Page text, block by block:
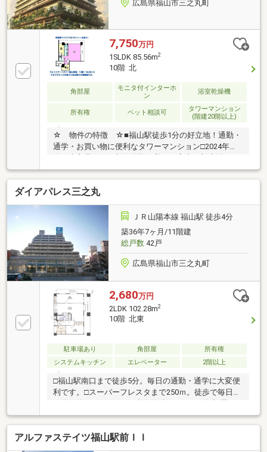
広島県福山市三之丸町
7,750万円
1SLDK 85.56m2
10階 北
角部屋
モニタ付インターホ
ン
浴室乾燥機
所有権 ペット相談可
タワーマンション
(階建20階以上)
☆ 物件の特徴 ☆■福山駅徒歩1分の好立地！通勤・
通学・お買い物に便利なタワーマンション□2024年
築・未入居住戸！新築同様の美しい室内で新生活スタ
ート■10階角部屋ならではの開放感。福山城が見える
眺望が毎日の暮らしを彩りを□約25帖超の広々LDK
で、ご家族やゲストとの時間もゆったり■全戸で唯一
のトイレ2ヶ所設計。生活動線にも配慮された希少な
住戸□上階はラウンジのため居住者がおらず、生活音
を気にせず快適に■シューズクローク・納戸・豊富な
収納スペース□食洗機・浴室乾燥機・宅配ボックス・
24時間ゴミ出しなど充実した設備仕様☆ 周辺施設
☆福山駅：徒歩1分
ダイアパレス三之丸
ＪＲ山陽本線 福山駅 徒歩4分
築36年7ヶ月/11階建
総戸数42戸
広島県福山市三之丸町
2,680万円
2LDK 102.28m2
10階 北東
駐車場あり 角部屋
所有権
システムキッチン
エレベーター 2階以上
□福山駅南口まで徒歩5分。毎日の通勤・通学に大変便
利です。□スーパーフレスタまで250ｍ。徒歩で毎日の
ＤＫマンションです。是非現地でゆとりある空間をご
体感ください。□ＬＤｋは22.4帖の広々空間。家族が集
まる憩いの場です。□北側洋室も13帖の広さがあり、
家具の配置に困りません。リフォームで2部屋に分け
アルファステイツ福山駅前ＩＩ